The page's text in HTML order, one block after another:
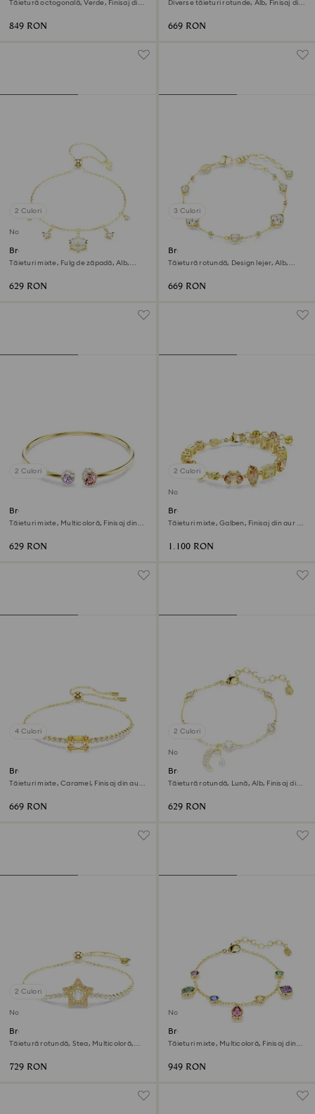
Tăietură octogonală, Verde, Finisaj din
849 RON
Diverse tăieturi rotunde, Alb, Finisaj din
669 RON
2 Culori
Nou
Brățară Magic
Tăieturi mixte, Fulg de zăpadă, Alb,
629 RON
3 Culori
Brățară Imber
Tăietură rotundă, Design lejer, Alb,
669 RON
2 Culori
Brățară fixă Chroma
Tăieturi mixte, Multicoloră, Finisaj din
629 RON
2 Culori
Nou
Brățară Gema
Tăieturi mixte, Galben, Finisaj din aur de
1.100 RON
4 Culori
Brățară Tennis Matrix
Tăieturi mixte, Caramel, Finisaj din aur
669 RON
2 Culori
Nou
Brățară Symbolica
Tăietură rotundă, Lună, Alb, Finisaj din
629 RON
2 Culori
Nou
Brățară Sublima
Tăietură rotundă, Stea, Multicoloră,
729 RON
Nou
Brățară Imber
Tăieturi mixte, Multicoloră, Finisaj din
949 RON